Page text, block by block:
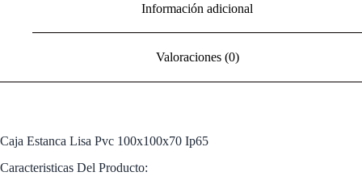
Información adicional
Valoraciones (0)
Caja Estanca Lisa Pvc 100x100x70 Ip65
Caracteristicas Del Producto: